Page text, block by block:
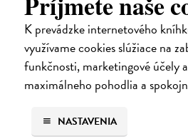
K prevádzke internetového
využívame cookies slúžiace na
funkčnosti, marketingové účely
maximálneho pohodlia a
NASTAVENIA
Premena
Franz Kafka| Elektronická audiokniha
Notoricky známa poviedka Franza Kafku
obchodný cestujúci Gregor Samsa
„odporný hmyz“.Je to príbeh premeny
Na stiahnutie ako